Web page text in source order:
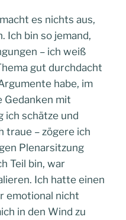
es nichts aus,
Ich bin so jemand,
– ich weiß
gut durchdacht
habe, im
Gedanken mit
ich schätze und
traue – zögere ich
Plenarsitzung
Teil bin, war
Ich hatte einen
emotional nicht
in den Wind zu